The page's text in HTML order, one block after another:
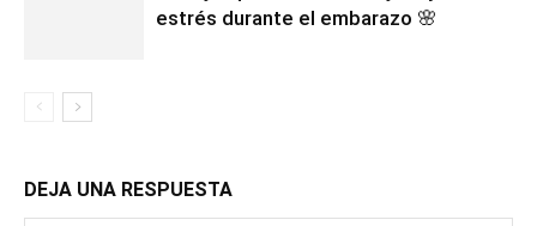
estrés durante el embarazo 🌸
DEJA UNA RESPUESTA